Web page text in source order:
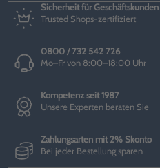
Sicherheit für Geschäftskunden
Trusted Shops-zertifiziert
0800 / 732 542 726
Mo–Fr von 8:00–18:00 Uhr
Kompetenz seit 1987
Unsere Experten beraten Sie
Zahlungsarten mit 2% Skonto
Bei jeder Bestellung sparen